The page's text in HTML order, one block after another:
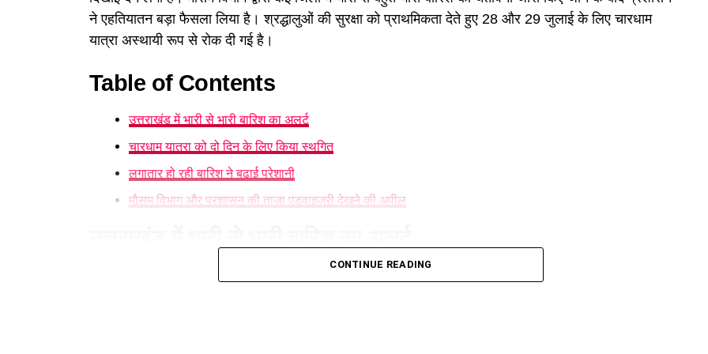
ने एहतियातन बड़ा फैसला लिया है। श्रद्धालुओं की सुरक्षा को प्राथमिकता देते हुए 28 और 29 जुलाई के लिए चारधाम
यात्रा अस्थायी रूप से रोक दी गई है।
Table of Contents
उत्तराखंड में भारी से भारी बारिश का अलर्ट
चारधाम यात्रा को दो दिन के लिए किया स्थगित
लगातार हो रही बारिश ने बढ़ाई परेशानी
मौसम विभाग और प्रशासन की ताजा एडवाइजरी देखने की अपील
ने प्रदेश के कई हिस्सों में ऑरेंज अलर्ट जारी करते हुए अगले दो दिनों तक भारी वर्षा, आकाशीय बिजली
CONTINUE READING